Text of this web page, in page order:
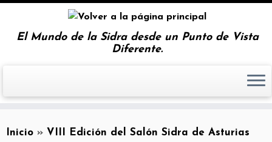
El Mundo de la Sidra desde un Punto de Vista
Diferente.
Inicio » VIII Edición del Salón Sidra de Asturias